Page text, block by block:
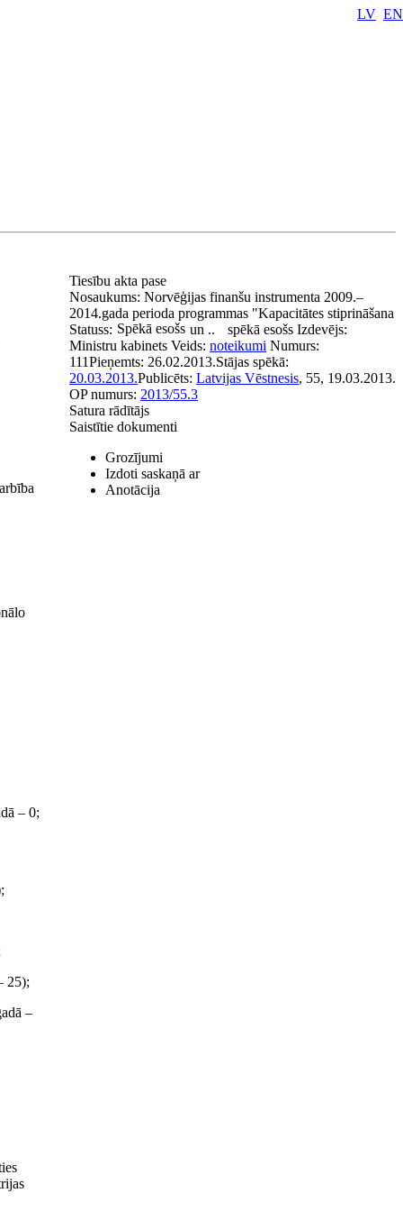
LV EN
– 0;
25);
–
Tiesību akta pase
Nosaukums: Norvēģijas finanšu instrumenta 2009.–
2014.gada perioda programmas "Kapacitātes stiprināšana
un ..
Statuss: Spēkā esošs spēkā esošs Izdevējs:
Ministru kabinets Veids: noteikumi Numurs:
111Pieņemts: 26.02.2013.Stājas spēkā:
20.03.2013.Publicēts: Latvijas Vēstnesis, 55, 19.03.2013.
OP numurs: 2013/55.3
Satura rādītājs
Saistītie dokumenti
Grozījumi
Izdoti saskaņā ar
Anotācija